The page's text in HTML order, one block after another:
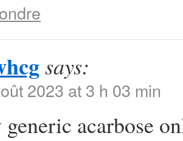
says:
2023 at 3 h 03 min
generic acarbose